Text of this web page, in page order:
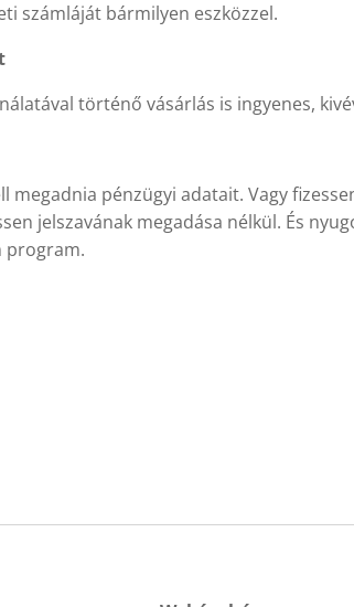
számláját bármilyen eszközzel.
történő vásárlás is ingyenes,
megadnia pénzügyi adatait. Vagy
jelszavának megadása nélkül. És
program.